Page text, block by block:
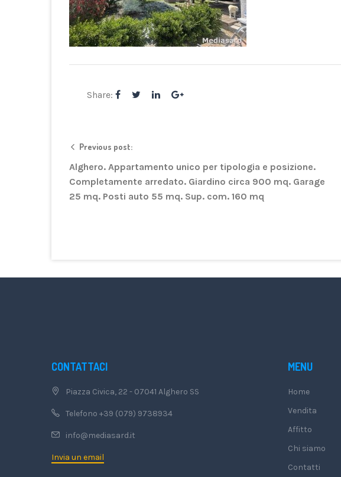
Share:
Previous post:
Alghero. Appartamento unico per tipologia e posizione.
Completamente arredato. Giardino circa 900 mq. Garage
25 mq. Posti auto 55 mq. Sup. com. 160 mq
CONTATTACI
Piazza Civica, 22 - 07041 Alghero SS
Telefono +39 (079) 9738934
info@mediasard.it
Invia un email
MENU
Home
Vendita
Affitto
Chi siamo
Contatti